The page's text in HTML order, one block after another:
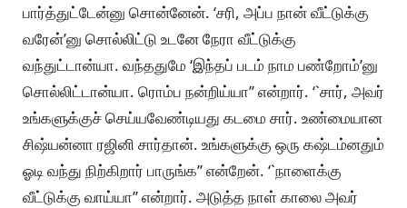
பார்த்துட்டேன்னு சொன்னேன். ‘சரி, அப்ப நான் வீட்டுக்கு
வரேன்’னு சொல்லிட்டு உடனே நேரா வீட்டுக்கு
வந்துட்டான்யா. வந்ததுமே ‘இந்தப் படம் நாம பண்றோம்’னு
சொல்லிட்டான்யா. ரொம்ப நன்றிய்யா’’ என்றார். ‘`சார், அவர்
உங்களுக்குச் செய்யவேண்டியது கடமை சார். உண்மையான
சிஷ்யன்னா ரஜினி சார்தான். உங்களுக்கு ஒரு கஷ்டம்னதும்
ஓடி வந்து நிற்கிறார் பாருங்க’’ என்றேன். ‘`நாளைக்கு
வீட்டுக்கு வாய்யா’’ என்றார். அடுத்த நாள் காலை அவர்